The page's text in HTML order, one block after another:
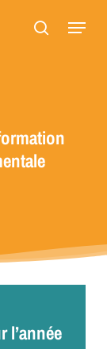
Menu
l’année